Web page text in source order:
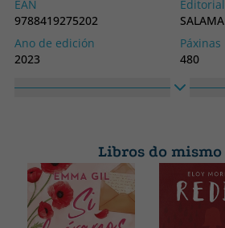
EAN
9788419275202
Editorial
Ano de edición
2023
Páxinas
480
Colección
Libros do mismo